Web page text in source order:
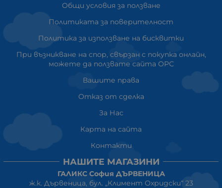
Общи условия за ползване
Политиката за поверителност
Политика за използване на бисквитки
При възникване на спор, свързан с покупка онлайн,
можете да ползвате сайта ОРС
Вашите права
Отказ от сделка
За Нас
Карта на сайта
Контакти
НАШИТЕ МАГАЗИНИ
ГАЛИКС София ДЪРВЕНИЦА
ж.к. Дървеница, бул. „Климент Охридски“ 23